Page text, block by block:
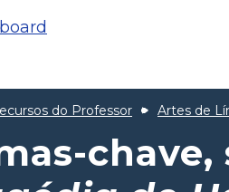
do Professor Artes de